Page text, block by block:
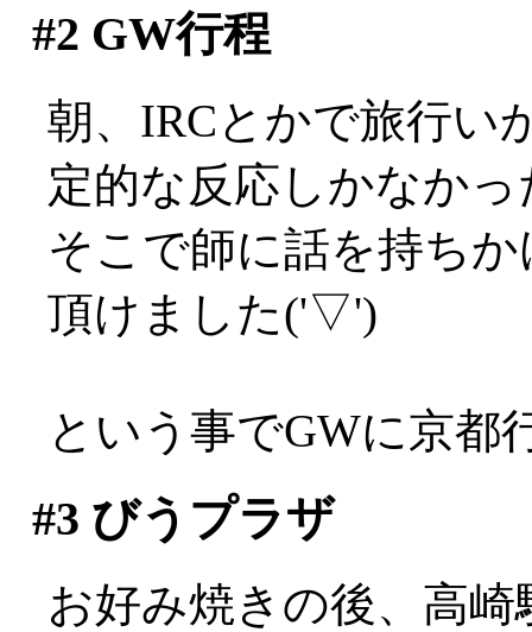
#2 GW行程
朝、IRCとかで旅行い
定的な反応しかなか
そこで師に話を持ち
頂けました('▽')
という事でGWに京都
#3 びうプラザ
お好み焼きの後、高